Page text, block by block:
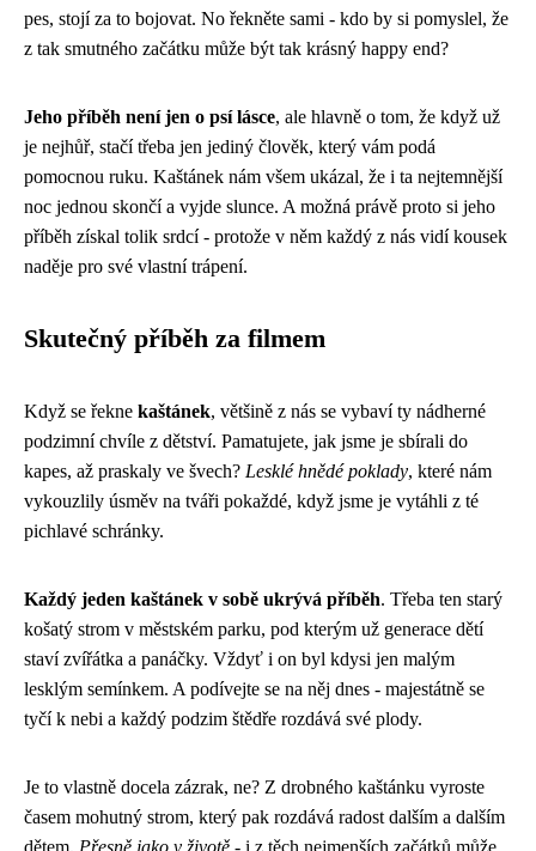
pes, stojí za to bojovat. No řekněte sami - kdo by si pomyslel, že
z tak smutného začátku může být tak krásný happy end?
Jeho příběh není jen o psí lásce, ale hlavně o tom, že když už
je nejhůř, stačí třeba jen jediný člověk, který vám podá
pomocnou ruku. Kaštánek nám všem ukázal, že i ta nejtemnější
noc jednou skončí a vyjde slunce. A možná právě proto si jeho
příběh získal tolik srdcí - protože v něm každý z nás vidí kousek
naděje pro své vlastní trápení.
Skutečný příběh za filmem
Když se řekne kaštánek, většině z nás se vybaví ty nádherné
podzimní chvíle z dětství. Pamatujete, jak jsme je sbírali do
kapes, až praskaly ve švech? Lesklé hnědé poklady, které nám
vykouzlily úsměv na tváři pokaždé, když jsme je vytáhli z té
pichlavé schránky.
Každý jeden kaštánek v sobě ukrývá příběh. Třeba ten starý
košatý strom v městském parku, pod kterým už generace dětí
staví zvířátka a panáčky. Vždyť i on byl kdysi jen malým
lesklým semínkem. A podívejte se na něj dnes - majestátně se
tyčí k nebi a každý podzim štědře rozdává své plody.
Je to vlastně docela zázrak, ne? Z drobného kaštánku vyroste
časem mohutný strom, který pak rozdává radost dalším a dalším
dětem. Přesně jako v životě - i z těch nejmenších začátků může